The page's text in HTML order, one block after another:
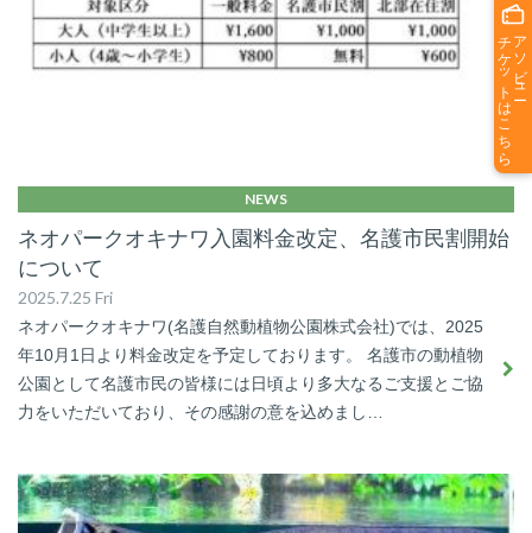
NEWS
ネオパークオキナワ入園料金改定、名護市民割開始
について
2025.7.25 Fri
ネオパークオキナワ(名護自然動植物公園株式会社)では、2025
年10月1日より料金改定を予定しております。 名護市の動植物
公園として名護市民の皆様には日頃より多大なるご支援とご協
力をいただいており、その感謝の意を込めまし…
アソビュー
チケットはこちら